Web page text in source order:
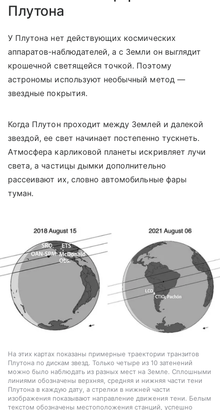
Плутона
У Плутона нет действующих космических
аппаратов-наблюдателей, а с Земли он выглядит
крошечной светящейся точкой. Поэтому
астрономы используют необычный метод —
звездные покрытия.
Когда Плутон проходит между Землей и далекой
звездой, ее свет начинает постепенно тускнеть.
Атмосфера карликовой планеты искривляет лучи
света, а частицы дымки дополнительно
рассеивают их, словно автомобильные фары
туман.
На этих картах показаны примерные траектории транзитов
Плутона по дискам звезд. Только четыре из 10 затенений
можно было наблюдать из разных мест на Земле. Сплошными
линиями обозначены верхняя, средняя и нижняя части тени
Плутона в каждую дату, а стрелки в нижней части
изображения показывают направление движения тени. Белым
текстом обозначены местоположения станций, успешно